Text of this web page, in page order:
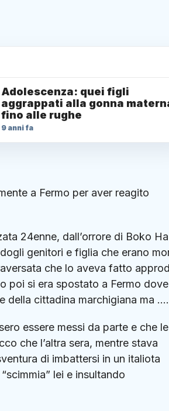
Adolescenza: quei figli
aggrappati alla gonna
fino alle rughe
9 anni fa
a Fermo per aver reagito
24enne, dall’orrore di Boko
genitori e figlia che erano
che lo aveva fatto
poi si era spostato a Fermo
della cittadina marchigiana ma
essere messi da parte e che le
che l’altra sera, mentre stava
di imbattersi in un italiota
lei e insultando